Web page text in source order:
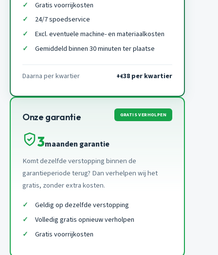
Gratis voorrijkosten
24/7 spoedservice
Excl. eventuele machine- en materiaalkosten
Gemiddeld binnen 30 minuten ter plaatse
Daarna per kwartier +€38 per kwartier
Onze garantie GRATIS VERHOLPEN
3maanden garantie
Komt dezelfde verstopping binnen de
garantieperiode terug? Dan verhelpen wij het
gratis, zonder extra kosten.
Geldig op dezelfde verstopping
Volledig gratis opnieuw verholpen
Gratis voorrijkosten